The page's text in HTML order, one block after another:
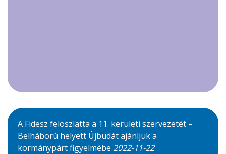
A Fidesz feloszlatta a 11. kerületi szervezetét –
Belháború helyett Újbudát ajánljuk a
kormánypárt figyelmébe 2022-11-22